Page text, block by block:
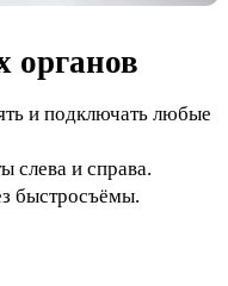
органов
и подключать любые
и справа.
быстросъёмы.